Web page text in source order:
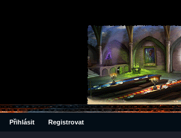
Přihlásit Registrovat